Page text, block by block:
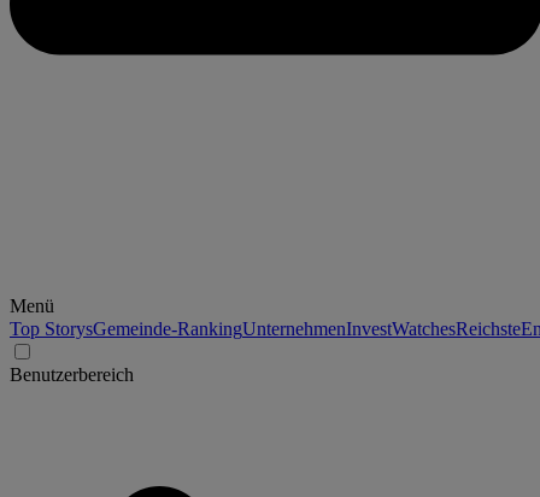
Menü
Top StorysGemeinde-RankingUnternehmenInvestWatchesReichste
Benutzerbereich